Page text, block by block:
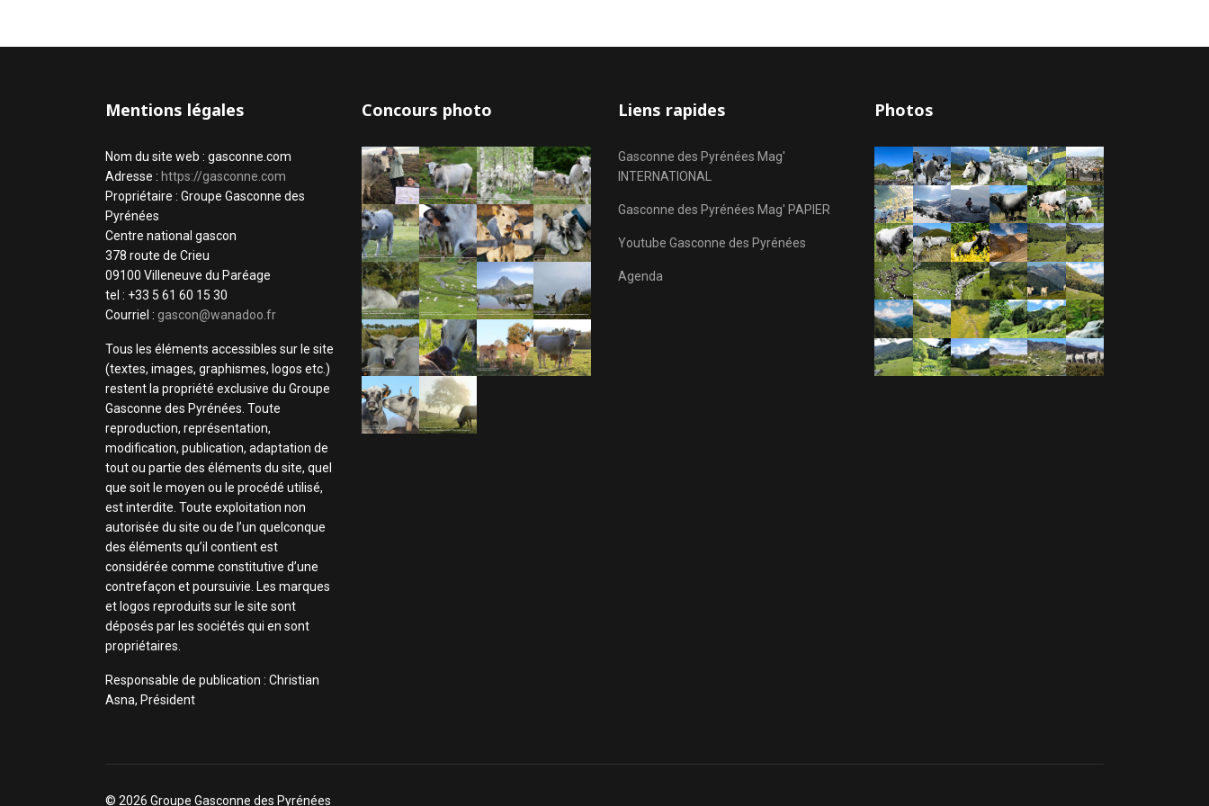
Mentions légales
Nom du site web : gasconne.com
Adresse : https://gasconne.com
Propriétaire : Groupe Gasconne des
Pyrénées
Centre national gascon
378 route de Crieu
09100 Villeneuve du Paréage
tel : +33 5 61 60 15 30
Courriel : gascon@wanadoo.fr
Tous les éléments accessibles sur le site
(textes, images, graphismes, logos etc.)
restent la propriété exclusive du Groupe
Gasconne des Pyrénées. Toute
reproduction, représentation,
modification, publication, adaptation de
tout ou partie des éléments du site, quel
que soit le moyen ou le procédé utilisé,
est interdite. Toute exploitation non
autorisée du site ou de l’un quelconque
des éléments qu’il contient est
considérée comme constitutive d’une
contrefaçon et poursuivie. Les marques
et logos reproduits sur le site sont
déposés par les sociétés qui en sont
propriétaires.
Responsable de publication : Christian
Asna, Président
Concours photo Liens rapides
Gasconne des Pyrénées Mag'
INTERNATIONAL
Gasconne des Pyrénées Mag' PAPIER
Youtube Gasconne des Pyrénées
Agenda
Photos
© 2026 Groupe Gasconne des Pyrénées